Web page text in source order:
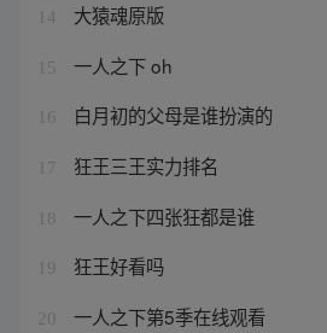
14 大猿魂原版
15 一人之下 oh
16 白月初的父母是谁扮演的
17 狂王三王实力排名
18 一人之下四张狂都是谁
19 狂王好看吗
20 一人之下第5季在线观看